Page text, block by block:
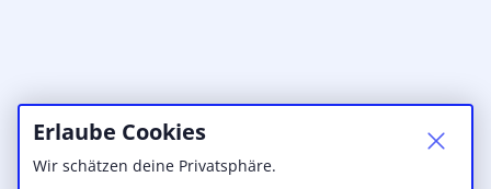
Erlaube Cookies
Wir schätzen deine Privatsphäre.